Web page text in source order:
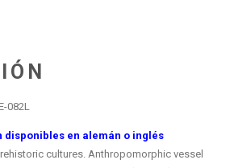
082L
disponibles en alemán o inglés
cultures. Anthropomorphic vessel